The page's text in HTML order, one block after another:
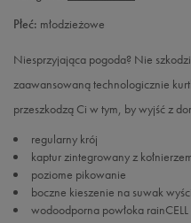
Płeć: młodzieżowe
Niesprzyjająca pogoda? Nie
zaawansowaną technologicznie
przeszkodzą Ci w tym, by wyjść z
regularny krój
kaptur zintegrowany z
poziome pikowanie
boczne kieszenie na suwak
wodoodporna powłoka rainCELL